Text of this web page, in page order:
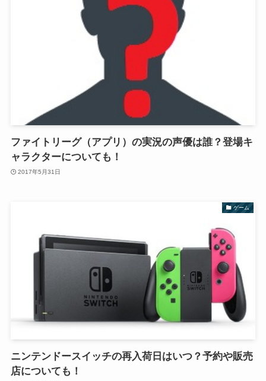
ファイトリーグ（アプリ）の実況の声優は誰？登場キ
ャラクターについても！
2017年5月31日
ゲーム
ニンテンドースイッチの再入荷日はいつ？予約や販売
店についても！